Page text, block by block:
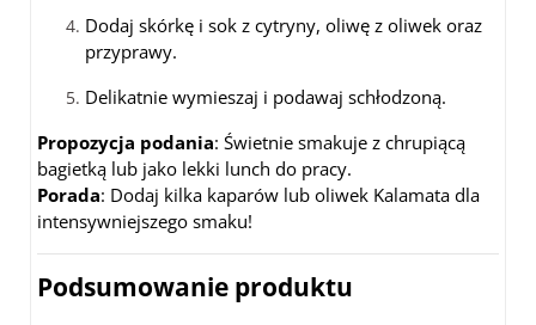
Dodaj skórkę i sok z cytryny, oliwę z oliwek oraz
przyprawy.
Delikatnie wymieszaj i podawaj schłodzoną.
Propozycja podania: Świetnie smakuje z chrupiącą
bagietką lub jako lekki lunch do pracy.
Porada: Dodaj kilka kaparów lub oliwek Kalamata dla
intensywniejszego smaku!
Podsumowanie produktu